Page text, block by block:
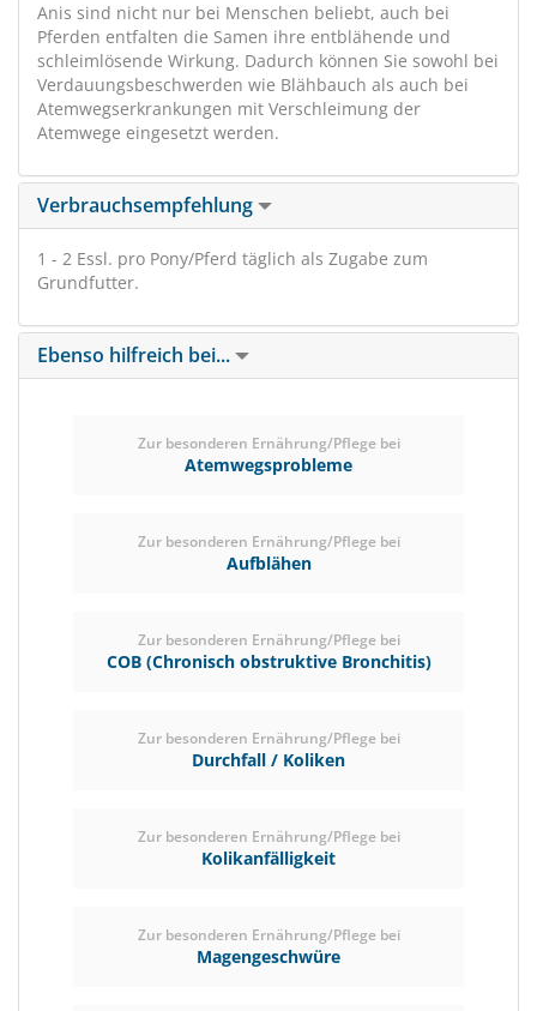
Anis sind nicht nur bei Menschen beliebt, auch bei
Pferden entfalten die Samen ihre entblähende und
schleimlösende Wirkung. Dadurch können Sie sowohl bei
Verdauungsbeschwerden wie Blähbauch als auch bei
Atemwegserkrankungen mit Verschleimung der
Atemwege eingesetzt werden.
Verbrauchsempfehlung
1 - 2 Essl. pro Pony/Pferd täglich als Zugabe zum
Grundfutter.
Ebenso hilfreich bei...
Zur besonderen Ernährung/Pflege bei
Atemwegsprobleme
Zur besonderen Ernährung/Pflege bei
Aufblähen
Zur besonderen Ernährung/Pflege bei
COB (Chronisch obstruktive Bronchitis)
Zur besonderen Ernährung/Pflege bei
Durchfall / Koliken
Zur besonderen Ernährung/Pflege bei
Kolikanfälligkeit
Zur besonderen Ernährung/Pflege bei
Magengeschwüre